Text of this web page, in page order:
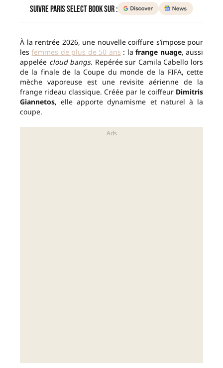
Suivre Paris Select Book sur :
À la rentrée 2026, une nouvelle coiffure s’impose pour
lesfemmes de plus de 50 ans : lafrange nuage, aussi
appelée cloud bangs. Repérée sur Camila Cabello lors
de la finale de la Coupe du monde de la FIFA, cette
mèche vaporeuse est une revisite aérienne de la
frange rideau classique. Créée par le coiffeur Dimitris
Giannetos, elle apporte dynamisme et naturel à la
coupe.